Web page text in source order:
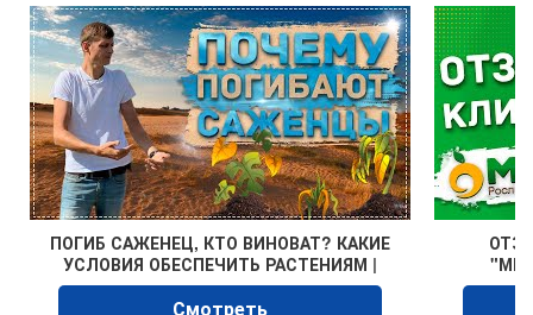
ПОГИБ САЖЕНЕЦ, КТО ВИНОВАТ? КАКИЕ
УСЛОВИЯ ОБЕСПЕЧИТЬ РАСТЕНИЯМ |
Рекомендации от "Мегасад"
Смотреть